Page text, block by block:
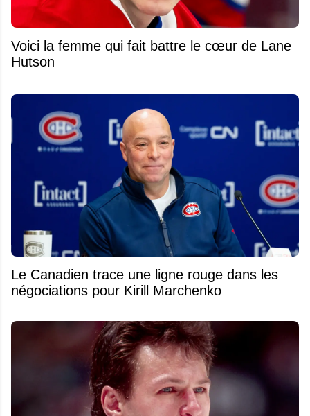
Voici la femme qui fait battre le cœur de Lane
Hutson
Le Canadien trace une ligne rouge dans les
négociations pour Kirill Marchenko